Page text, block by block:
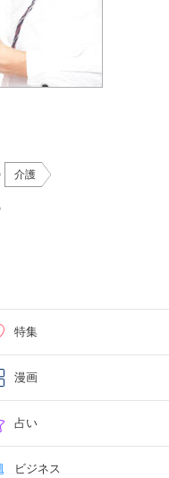
介護
特集
漫画
占い
ビジネス